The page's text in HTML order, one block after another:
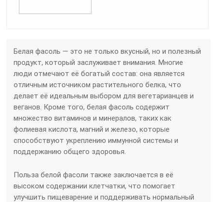
Белая фасоль — это не только вкусный, но и полезный
продукт, который заслуживает внимания. Многие
люди отмечают её богатый состав: она является
отличным источником растительного белка, что
делает её идеальным выбором для вегетарианцев и
веганов. Кроме того, белая фасоль содержит
множество витаминов и минералов, таких как
фолиевая кислота, магний и железо, которые
способствуют укреплению иммунной системы и
поддержанию общего здоровья.
Польза белой фасоли также заключается в её
высоком содержании клетчатки, что помогает
улучшить пищеварение и поддерживать нормальный